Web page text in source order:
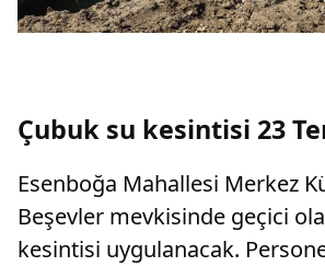
Çubuk su kesintisi 23
Esenboğa Mahallesi Merkez
Beşevler mevkisinde geçici
kesintisi uygulanacak.